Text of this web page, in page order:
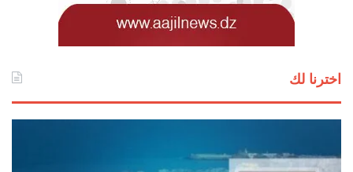
اخترنا لك